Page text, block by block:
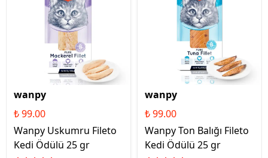
wanpy
₺ 99.00
Wanpy Uskumru Fileto
Kedi Ödülü 25 gr
wanpy
₺ 99.00
Wanpy Ton Balığı Fileto
Kedi Ödülü 25 gr